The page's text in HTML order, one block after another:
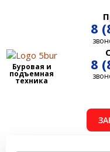
Буровая и
подъемная
техника
8
8